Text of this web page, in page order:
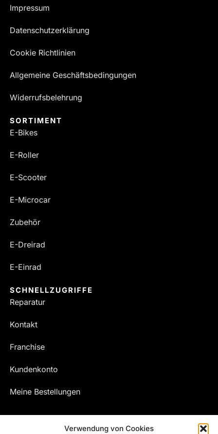
Verwendung von Cookies
Impressum
Datenschutzerklärung
Cookie Richtlinien
Allgemeine Geschäftsbedingungen
Widerrufsbelehrung
SORTIMENT
E-Bikes
E-Roller
E-Scooter
E-Microcar
Zubehör
E-Dreirad
E-Einrad
SCHNELLZUGRIFFE
Reparatur
Kontakt
Franchise
Kundenkonto
Meine Bestellungen